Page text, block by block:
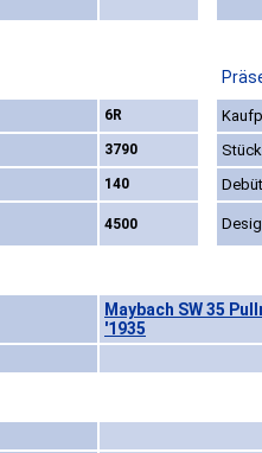
6R
3790
140 Debüt
4500
Maybach SW 35
'1935